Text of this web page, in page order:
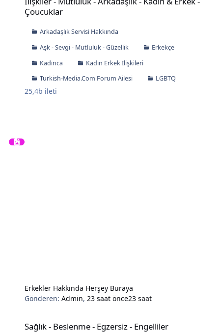
Çoucuklar
Arkadaşlık Servisi Hakkında
Aşk - Sevgi - Mutluluk - Güzellik
Erkekçe
Kadınca
Kadın Erkek İlişkileri
Turkish-Media.Com Forum Ailesi
LGBTQ
25,4b ileti
Erkekler Hakkında Herşey Buraya
Gönderen:Admin,23 saat önce23 saat
Sağlık - Beslenme - Egzersiz - Engelliler